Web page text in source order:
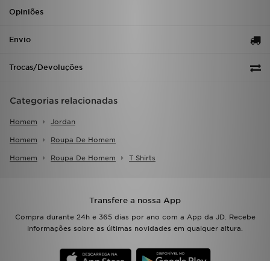
Opiniões
Envio
Trocas/Devoluções
Categorias relacionadas
Homem Jordan
Homem Roupa De Homem
Homem Roupa De Homem T Shirts
Transfere a nossa App
Compra durante 24h e 365 dias por ano com a App da JD. Recebe
informações sobre as últimas novidades em qualquer altura.